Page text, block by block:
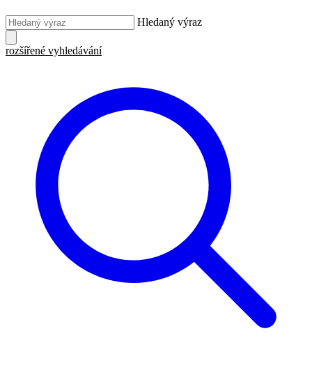
Hledaný výraz
rozšířené vyhledávání